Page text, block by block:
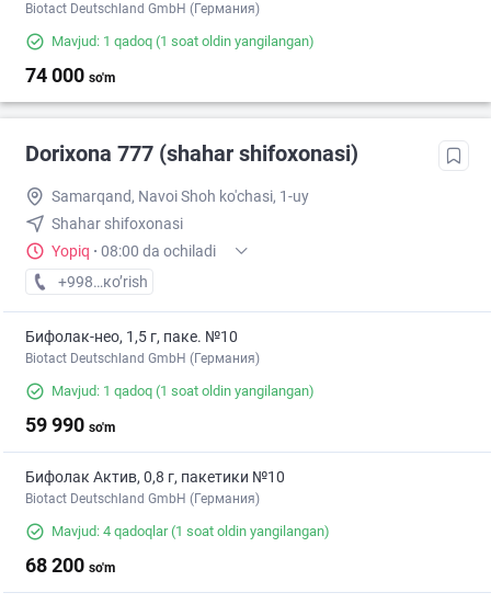
Biotact Deutschland GmbH (Германия)
Mavjud: 1 qadoq (1 soat oldin yangilangan)
74 000 so'm
Dorixona 777 (shahar shifoxonasi)
Samarqand, Navoi Shoh ko'chasi, 1-uy
Shahar shifoxonasi
Yopiq · 08:00 da ochiladi
+998 (99) XXX-XX-XX
кo’rish
Бифолак-нео, 1,5 г, паке. №10
Biotact Deutschland GmbH (Германия)
Mavjud: 1 qadoq (1 soat oldin yangilangan)
59 990 so'm
Бифолак Актив, 0,8 г, пакетики №10
Biotact Deutschland GmbH (Германия)
Mavjud: 4 qadoqlar(1 soat oldin yangilangan)
68 200 so'm